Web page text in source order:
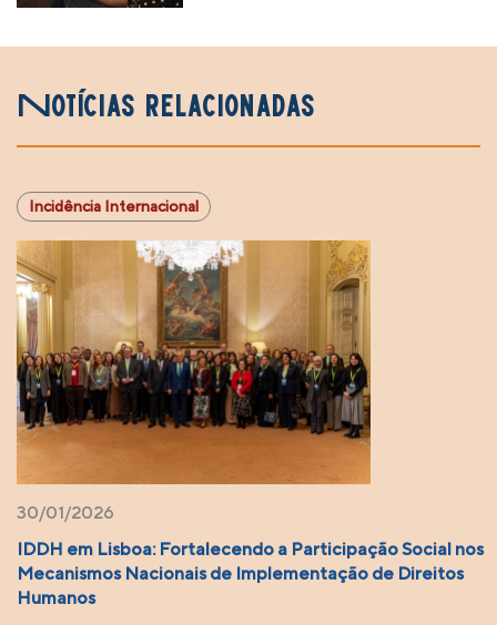
Notícias relacionadas
nos
RPU Coletivo
Coletivo RPU América Latina